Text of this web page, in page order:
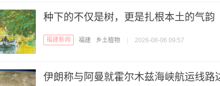
种下的不仅是树，更是扎根本土的气韵
福建新闻 福建 乡土植物 2026-08-06 09:57
伊朗称与阿曼就霍尔木兹海峡航运线路